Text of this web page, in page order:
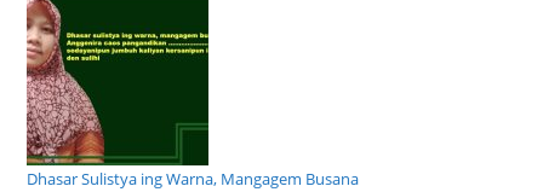
Dhasar Sulistya ing Warna, Mangagem Busana